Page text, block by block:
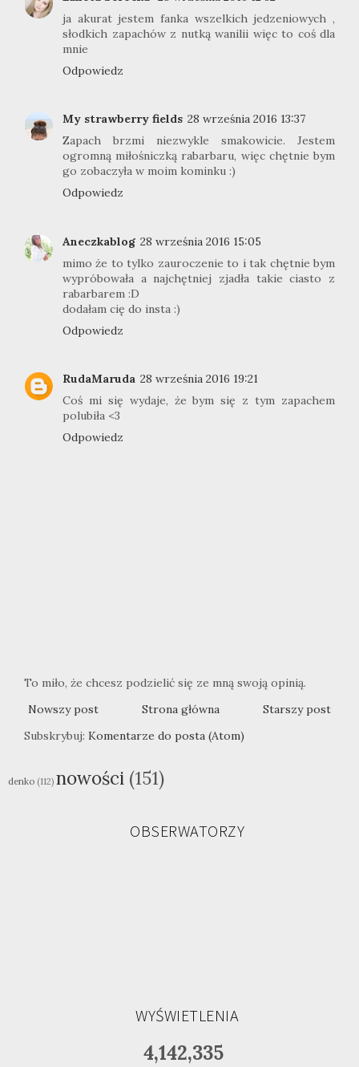
ja akurat jestem fanka wszelkich jedzeniowych ,
słodkich zapachów z nutką wanilii więc to coś dla
mnie
Odpowiedz
My strawberry fields 28 września 2016 13:37
Zapach brzmi niezwykle smakowicie. Jestem
ogromną miłośniczką rabarbaru, więc chętnie bym
go zobaczyła w moim kominku :)
Odpowiedz
Aneczkablog 28 września 2016 15:05
mimo że to tylko zauroczenie to i tak chętnie bym
wypróbowała a najchętniej zjadła takie ciasto z
rabarbarem :D
dodałam cię do insta :)
Odpowiedz
RudaMaruda 28 września 2016 19:21
Coś mi się wydaje, że bym się z tym zapachem
polubiła <3
Odpowiedz
To miło, że chcesz podzielić się ze mną swoją opinią.
Nowszy post
Starszy post
Strona główna
Subskrybuj: Komentarze do posta (Atom)
denko (112) nowości (151)
OBSERWATORZY
WYŚWIETLENIA
4,142,335